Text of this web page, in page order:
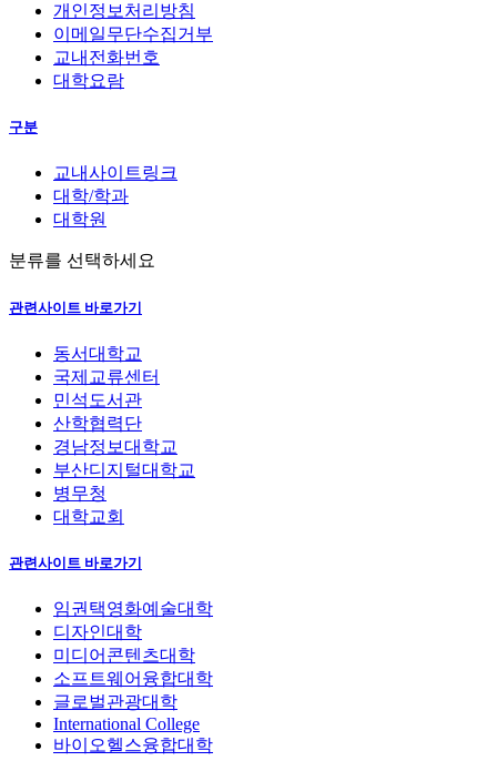
개인정보처리방침
이메일무단수집거부
교내전화번호
대학요람
구분
교내사이트링크
대학/학과
대학원
분류를 선택하세요
관련사이트 바로가기
동서대학교
국제교류센터
민석도서관
산학협력단
경남정보대학교
부산디지털대학교
병무청
대학교회
관련사이트 바로가기
임권택영화예술대학
디자인대학
미디어콘텐츠대학
소프트웨어융합대학
글로벌관광대학
International College
바이오헬스융합대학